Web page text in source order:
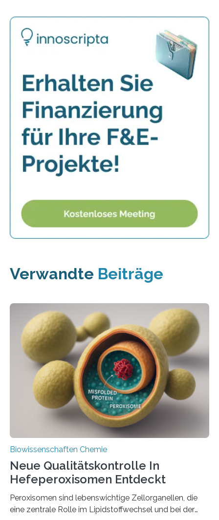
Verwandte Beiträge
Biowissenschaften Chemie
Neue Qualitätskontrolle In
Hefeperoxisomen Entdeckt
Peroxisomen sind lebenswichtige Zellorganellen, die
eine zentrale Rolle im Lipidstoffwechsel und bei der